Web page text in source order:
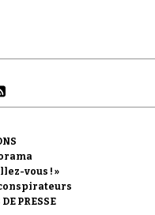
vous ! »
PRESSE